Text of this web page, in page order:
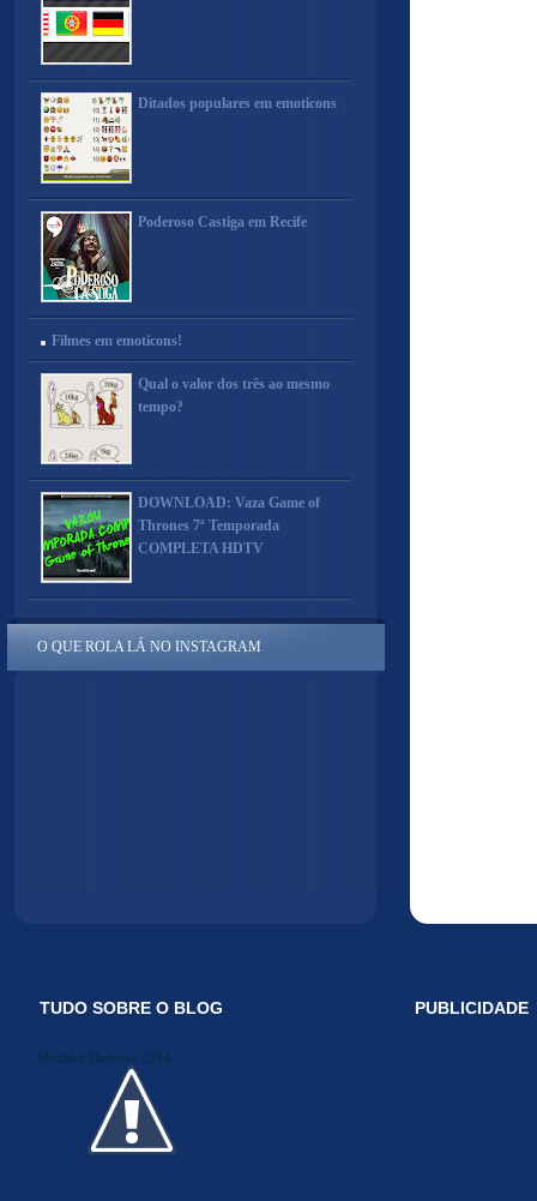
Ditados populares em emoticons
Poderoso Castiga em Recife
Filmes em emoticons!
Qual o valor dos três ao mesmo
tempo?
DOWNLOAD: Vaza Game of
Thrones 7ª Temporada
COMPLETA HDTV
O QUE ROLA LÁ NO INSTAGRAM
TUDO SOBRE O BLOG
Midiakit Danosse 2014
PUBLICIDADE